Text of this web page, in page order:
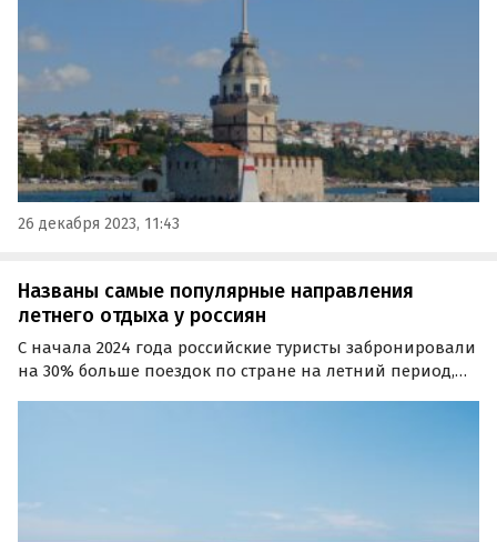
26 декабря 2023, 11:43
Названы самые популярные направления
летнего отдыха у россиян
С начала 2024 года российские туристы забронировали
на 30% больше поездок по стране на летний период,